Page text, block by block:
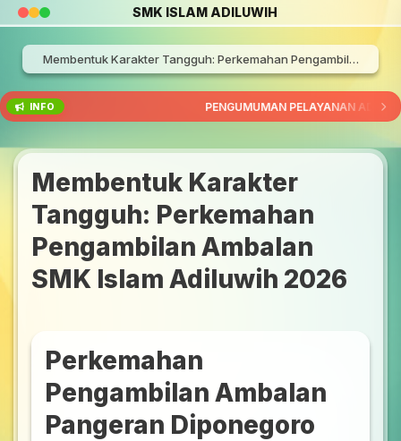
SMK ISLAM ADILUWIH
Membentuk Karakter Tangguh: Perkemahan Pengambilan Ambalan SMK Islam Adiluwih 2026
INFO PENGUMUMAN PELAYANAN
Membentuk Karakter
Tangguh: Perkemahan
Pengambilan Ambalan
SMK Islam Adiluwih 2026
Perkemahan
Pengambilan Ambalan
Pangeran Diponegoro